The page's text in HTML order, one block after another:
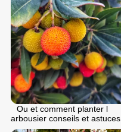
Ou et comment planter l
arbousier conseils et astuces